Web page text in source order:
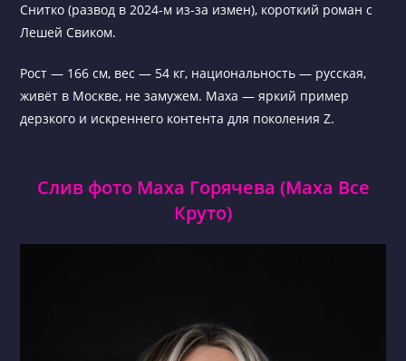
Снитко (развод в 2024-м из-за измен), короткий роман с
Лешей Свиком.
Рост — 166 см, вес — 54 кг, национальность — русская,
живёт в Москве, не замужем. Маха — яркий пример
дерзкого и искреннего контента для поколения Z.
Слив фото Маха Горячева (Маха Все
Круто)